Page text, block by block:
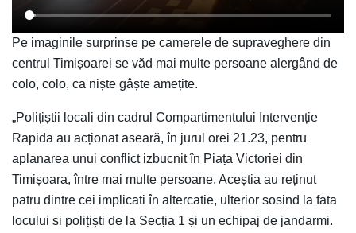
Pe imaginile surprinse pe camerele de supraveghere din
centrul Timișoarei se văd mai multe persoane alergând de
colo, colo, ca niște gâște amețite.
„Polițiștii locali din cadrul Compartimentului Intervenție
Rapida au acționat aseară, în jurul orei 21.23, pentru
aplanarea unui conflict izbucnit în Piața Victoriei din
Timișoara, între mai multe persoane. Aceștia au reținut
patru dintre cei implicati în altercatie, ulterior sosind la fata
locului si polițiști de la Secția 1 și un echipaj de jandarmi.